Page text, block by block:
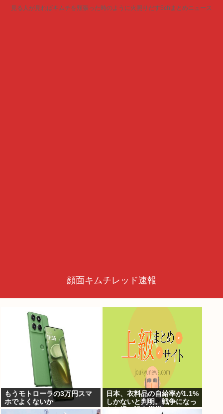
見る人が見ればキムチを頬張った時のように火照りだす5chまとめニュース
顔面キムチレッド速報
もうモトローラの3万円スマ
ホでよくないか
日本、衣料品の自給率が1.1%
しかないと判明。戦争になっ
たら裸で戦う模様www